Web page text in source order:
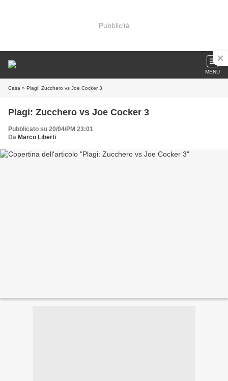
Pubblicità
MENU
Casa » Plagi: Zucchero vs Joe Cocker 3
Plagi: Zucchero vs Joe Cocker 3
Pubblicato su 20/04/PM 23:01
Da Marco Liberti